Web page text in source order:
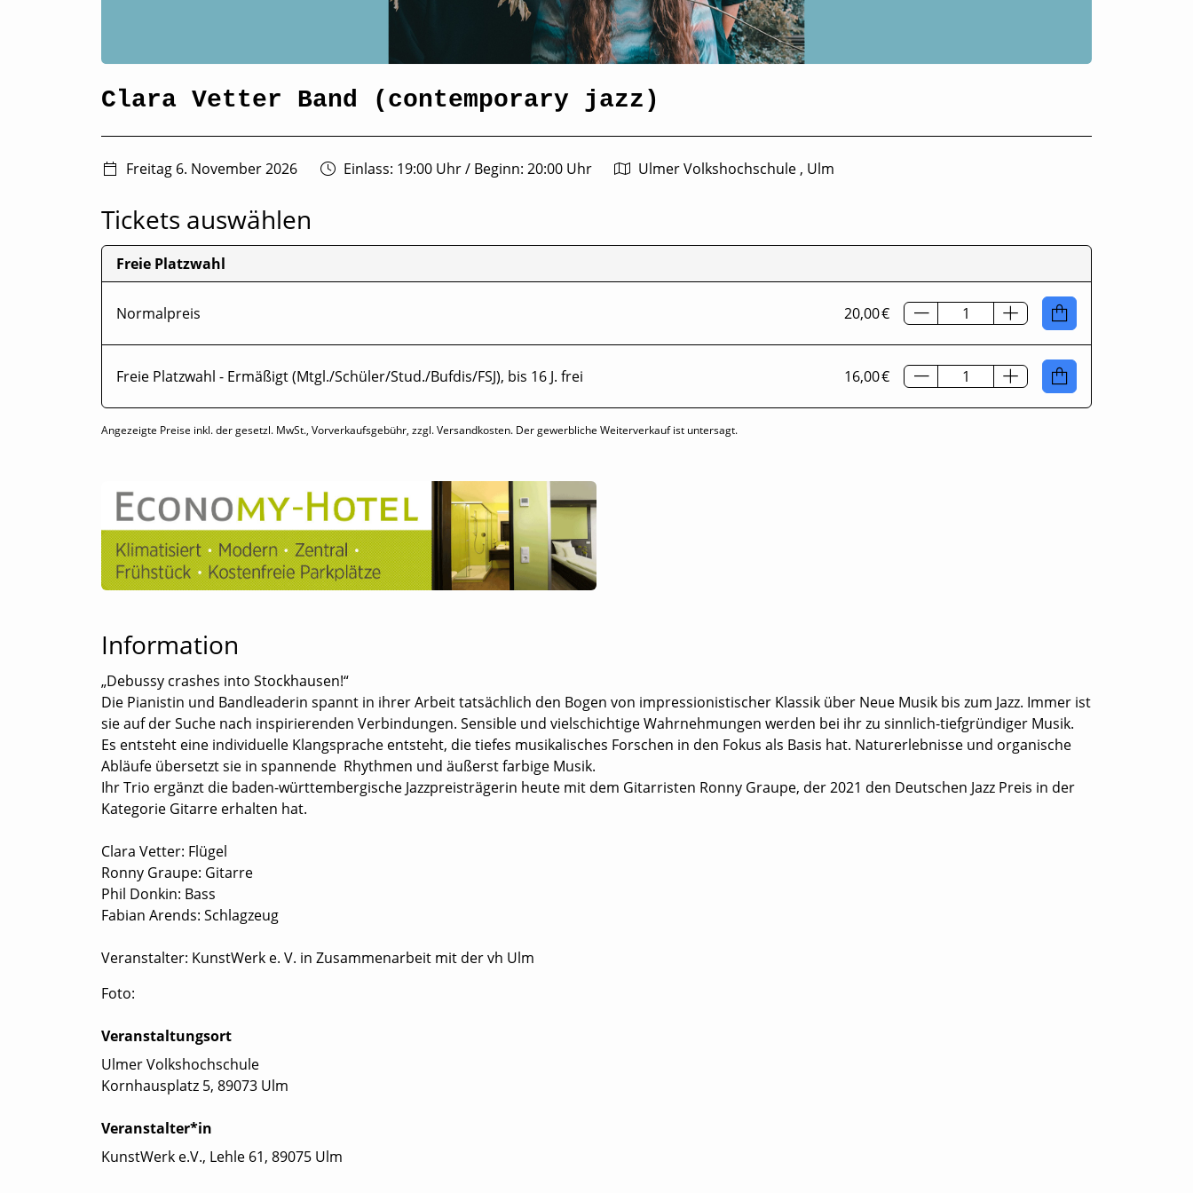
Clara Vetter Band (contemporary jazz)
Freitag 6. November 2026 Einlass: 19:00 Uhr/ Beginn: 20:00 Uhr Ulmer Volkshochschule , Ulm
Tickets auswählen
Freie Platzwahl
Normalpreis 20,00 €
Freie Platzwahl - Ermäßigt (Mtgl./Schüler/Stud./Bufdis/FSJ), bis 16 J. frei 16,00 €
Angezeigte Preise inkl. der gesetzl. MwSt., Vorverkaufsgebühr, zzgl. Versandkosten. Der gewerbliche Weiterverkauf ist untersagt.
Information
„Debussy crashes into Stockhausen!“
Die Pianistin und Bandleaderin spannt in ihrer Arbeit tatsächlich den Bogen von impressionistischer Klassik über Neue Musik bis zum Jazz. Immer ist
sie auf der Suche nach inspirierenden Verbindungen. Sensible und vielschichtige Wahrnehmungen werden bei ihr zu sinnlich-tiefgründiger Musik.
Es entsteht eine individuelle Klangsprache entsteht, die tiefes musikalisches Forschen in den Fokus als Basis hat. Naturerlebnisse und organische
Abläufe übersetzt sie in spannende Rhythmen und äußerst farbige Musik.
Ihr Trio ergänzt die baden-württembergische Jazzpreisträgerin heute mit dem Gitarristen Ronny Graupe, der 2021 den Deutschen Jazz Preis in der
Kategorie Gitarre erhalten hat.
Clara Vetter: Flügel
Ronny Graupe: Gitarre
Phil Donkin: Bass
Fabian Arends: Schlagzeug
Veranstalter: KunstWerk e. V. in Zusammenarbeit mit der vh Ulm
Foto:
Veranstaltungsort
Ulmer Volkshochschule
Kornhausplatz 5, 89073 Ulm
Veranstalter*in
KunstWerk e.V., Lehle 61, 89075 Ulm